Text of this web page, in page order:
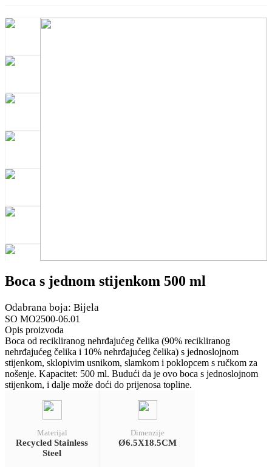
Boca s jednom stijenkom 500 ml
Odabrana boja: Bijela
SO MO2500-06.01
Opis proizvoda
Boca od recikliranog nehrđajućeg čelika (90% recikliranog
nehrđajućeg čelika i 10% nehrđajućeg čelika) s jednoslojnom
stijenkom, sklopivim usnikom, slamkom i poklopcem s ručkom za
nošenje. Kapacitet: 500 ml. Budući da je ovo boca s jednoslojnom
stijenkom, i dalje može doći do prijenosa topline.
Materijal
Recycled Stainless
Steel
Dimenzije
Ø6.5X18.5CM